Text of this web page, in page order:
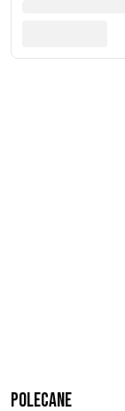
Polecane